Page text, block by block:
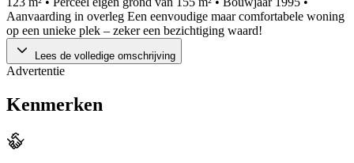
Aanvaarding in overleg Een eenvoudige maar comfortabele woning
op een unieke plek – zeker een bezichtiging waard!
Lees de volledige omschrijving
Advertentie
Kenmerken